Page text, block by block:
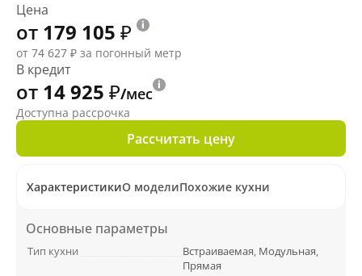
Цена
от 179 105 ₽
от 74 627 ₽ за погонный метр
В кредит
от 14 925 ₽/мес
Доступна рассрочка
Рассчитать цену
ХарактеристикиО моделиПохожие кухни
Основные параметры
Тип кухни Встраиваемая, Модульная,
Прямая